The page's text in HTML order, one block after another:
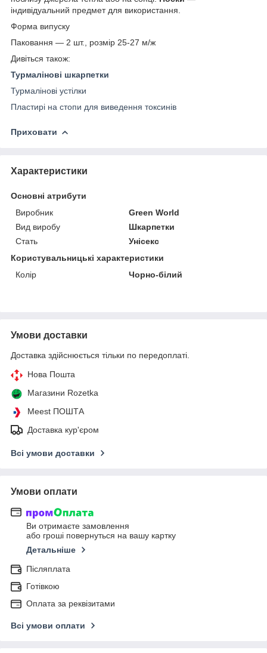
індивідуальний предмет для використання.
Форма випуску
Паковання — 2 шт., розмір 25-27 м/ж
Дивіться також:
Турмалінові шкарпетки
Турмалінові устілки
Пластирі на стопи для виведення токсинів
Приховати
Характеристики
Основні атрибути
Виробник
Green World
Вид виробу
Шкарпетки
Стать
Унісекс
Користувальницькі характеристики
Колір
Чорно-білий
Умови доставки
Доставка здійснюється тільки по передоплаті.
Нова Пошта
Магазини Rozetka
Meest ПОШТА
Доставка кур'єром
Всі умови доставки
Умови оплати
Ви отримаєте замовлення
або гроші повернуться на вашу картку
Детальніше
Післяплата
Готівкою
Оплата за реквізитами
Всі умови оплати